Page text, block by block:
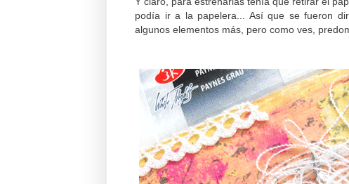
podía ir a la papelera... Así que se fueron
algunos elementos más, pero como ves,